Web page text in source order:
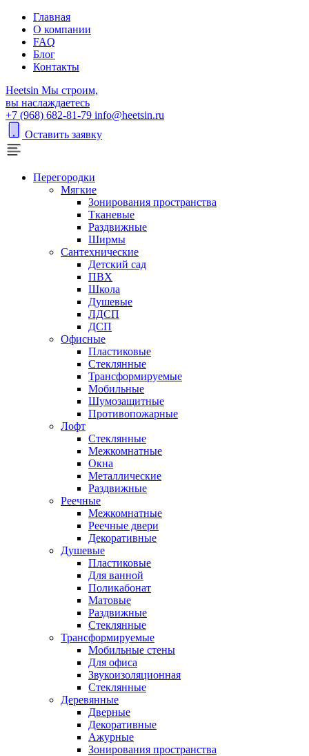
Главная
О компании
FAQ
Блог
Контакты
Heetsin Мы строим,
вы наслаждаетесь
+7 (968) 682-81-79 info@heetsin.ru
Оставить заявку
Перегородки
Мягкие
Зонирования пространства
Тканевые
Раздвижные
Ширмы
Сантехнические
Детский сад
ПВХ
Школа
Душевые
ЛДСП
ДСП
Офисные
Пластиковые
Стеклянные
Трансформируемые
Мобильные
Шумозащитные
Противопожарные
Лофт
Стеклянные
Межкомнатные
Окна
Металлические
Раздвижные
Реечные
Межкомнатные
Реечные двери
Декоративные
Душевые
Пластиковые
Для ванной
Поликабонат
Матовые
Раздвижные
Стеклянные
Трансформируемые
Мобильные стены
Для офиса
Звукоизоляционная
Стеклянные
Деревянные
Дверные
Декоративные
Ажурные
Зонирования пространства